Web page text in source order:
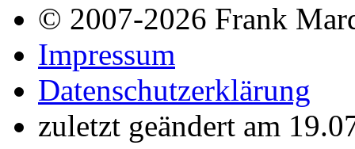
© 2007-2026 Frank
Impressum
Datenschutzerklärung
zuletzt geändert am